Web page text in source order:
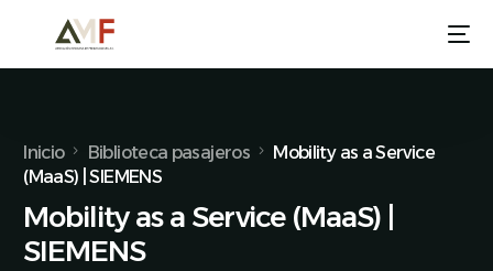
Inicio Biblioteca pasajeros
Mobility as a Service
(MaaS) | SIEMENS
Mobility as a Service (MaaS) |
SIEMENS